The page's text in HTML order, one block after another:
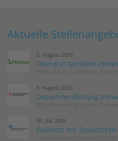
Aktuelle
5. August 2026
Oberarzt Geriatrie (m/w/
5. August 2026
Departmentleitung (m/
30. Juli 2026
Facharzt mit